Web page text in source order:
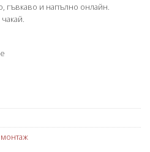
гъвкаво и напълно онлайн.
монтаж